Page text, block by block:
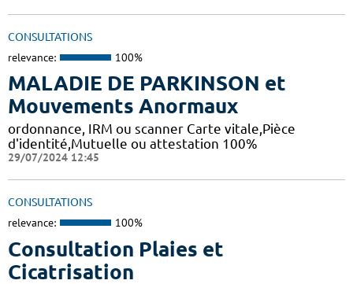
CONSULTATIONS
relevance: 100%
MALADIE DE PARKINSON et
Mouvements Anormaux
ordonnance, IRM ou scanner Carte vitale,Pièce
d'identité,Mutuelle ou attestation 100%
29/07/2024 12:45
CONSULTATIONS
relevance: 100%
Consultation Plaies et
Cicatrisation